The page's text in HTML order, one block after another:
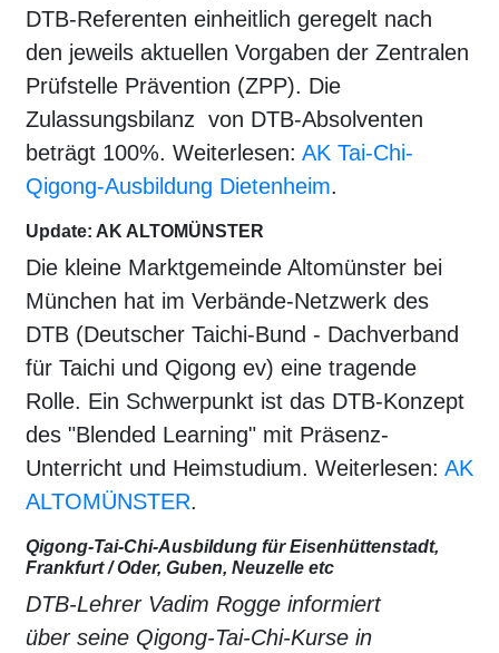
DTB-Referenten einheitlich geregelt nach
den jeweils aktuellen Vorgaben der Zentralen
Prüfstelle Prävention (ZPP). Die
Zulassungsbilanz von DTB-Absolventen
beträgt 100%. Weiterlesen: AK Tai-Chi-
Qigong-Ausbildung Dietenheim.
Update: AK ALTOMÜNSTER
Die kleine Marktgemeinde Altomünster bei
München hat im Verbände-Netzwerk des
DTB (Deutscher Taichi-Bund - Dachverband
für Taichi und Qigong ev) eine tragende
Rolle. Ein Schwerpunkt ist das DTB-Konzept
des "Blended Learning" mit Präsenz-
Unterricht und Heimstudium. Weiterlesen: AK
ALTOMÜNSTER.
Qigong-Tai-Chi-Ausbildung für Eisenhüttenstadt,
Frankfurt / Oder, Guben, Neuzelle etc
DTB-Lehrer Vadim Rogge informiert
über seine Qigong-Tai-Chi-Kurse in